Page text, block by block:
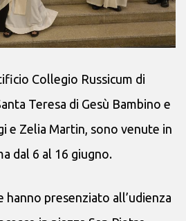
Collegio Russicum di
Teresa di Gesù Bambino e
e Zelia Martin, sono venute in
dal 6 al 16 giugno.
hanno presenziato all’udienza